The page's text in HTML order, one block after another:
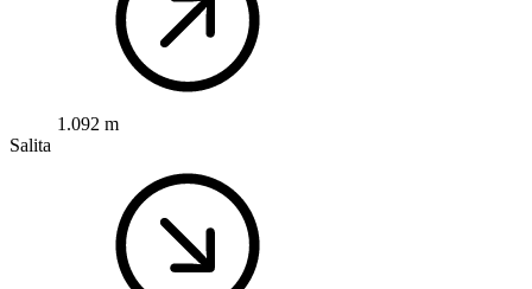
1.092 m
Salita